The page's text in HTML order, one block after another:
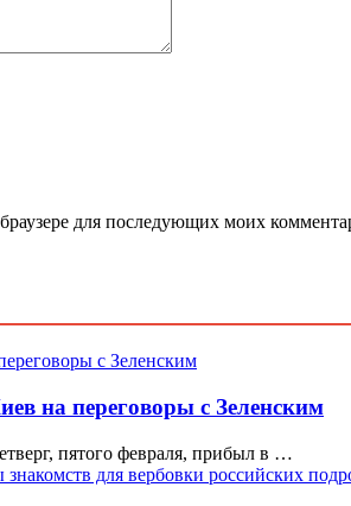
для последующих моих
на переговоры с Зеленским
пятого февраля, прибыл в …